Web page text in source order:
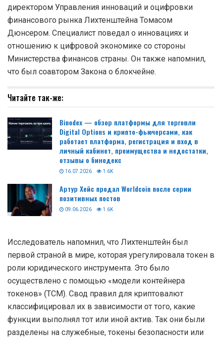
директором Управления инноваций и оцифровки
финансового рынка Лихтенштейна Томасом
Дюнсером. Специалист поведал о инновациях и
отношению к цифровой экономике со стороны
Министерства финансов страны. Он также напомнил,
что был соавтором Закона о блокчейне.
Читайте так-же:
Binodex — обзор платформы для торговли
Digital Options и крипто-фьючерсами, как
работает платформа, регистрация и вход в
личный кабинет, преимущества и недостатки,
отзывы о бинодекс
16.07.2026 1.6K
Артур Хейс продал Worldcoin после серии
позитивных постов
09.06.2026 1.6K
Исследователь напомнил, что Лихтенштейн был
первой страной в мире, которая урегулировала токен в
роли юридического инструмента. Это было
осуществлено с помощью «модели контейнера
токенов» (TCM). Свод правил для криптовалют
классифицировал их в зависимости от того, какие
функции выполнял тот или иной актив. Так они были
разделены на служебные, токены безопасности или